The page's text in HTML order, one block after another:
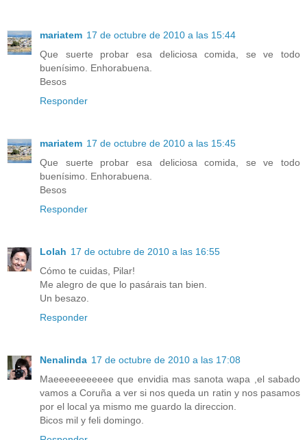
mariatem 17 de octubre de 2010 a las 15:44
Que suerte probar esa deliciosa comida, se ve todo
buenísimo. Enhorabuena.
Besos
Responder
mariatem 17 de octubre de 2010 a las 15:45
Que suerte probar esa deliciosa comida, se ve todo
buenísimo. Enhorabuena.
Besos
Responder
Lolah 17 de octubre de 2010 a las 16:55
Cómo te cuidas, Pilar!
Me alegro de que lo pasárais tan bien.
Un besazo.
Responder
Nenalinda 17 de octubre de 2010 a las 17:08
Maeeeeeeeeeee que envidia mas sanota wapa ,el sabado
vamos a Coruña a ver si nos queda un ratin y nos pasamos
por el local ya mismo me guardo la direccion.
Bicos mil y feli domingo.